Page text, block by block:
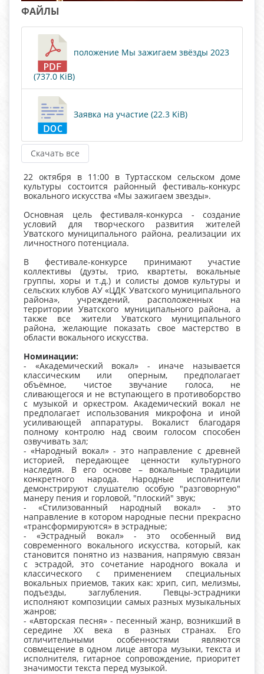
ФАЙЛЫ
положение Мы зажигаем звёзды 2023
(737.0 KiB)
Заявка на участие (22.3 KiB)
Скачать все
22 октября в 11:00 в Туртасском сельском доме
культуры состоится районный фестиваль-конкурс
вокального искусства «Мы зажигаем звезды».
Основная цель фестиваля-конкурса - создание
условий для творческого развития жителей
Уватского муниципального района, реализации их
личностного потенциала.
В фестивале-конкурсе принимают участие
коллективы (дуэты, трио, квартеты, вокальные
группы, хоры и т.д.) и солисты домов культуры и
сельских клубов АУ «ЦДК Уватского муниципального
района», учреждений, расположенных на
территории Уватского муниципального района, а
также все жители Уватского муниципального
района, желающие показать свое мастерство в
области вокального искусства.
Номинации:
- «Академический вокал» - иначе называется
классическим или оперным, предполагает
объёмное, чистое звучание голоса, не
сливающегося и не вступающего в противоборство
с музыкой и оркестром. Академический вокал не
предполагает использования микрофона и иной
усиливающей аппаратуры. Вокалист благодаря
полному контролю над своим голосом способен
озвучивать зал;
- «Народный вокал» - это направление с древней
историей, передающее ценности культурного
наследия. В его основе – вокальные традиции
конкретного народа. Народные исполнители
демонстрируют слушателю особую "разговорную"
манеру пения и горловой, "плоский" звук;
- «Стилизованный народный вокал» - это
направление в котором народные песни прекрасно
«трансформируются» в эстрадные;
- «Эстрадный вокал» - это особенный вид
современного вокального искусства, который, как
становится понятно из названия, напрямую связан
с эстрадой, это сочетание народного вокала и
классического с применением специальных
вокальных приемов, таких как: хрип, сип, мелизмы,
подъезды, заглубления. Певцы-эстрадники
исполняют композиции самых разных музыкальных
жанров;
- «Авторская песня» - песенный жанр, возникший в
середине XX века в разных странах. Его
отличительными особенностями являются
совмещение в одном лице автора музыки, текста и
исполнителя, гитарное сопровождение, приоритет
значимости текста перед музыкой.